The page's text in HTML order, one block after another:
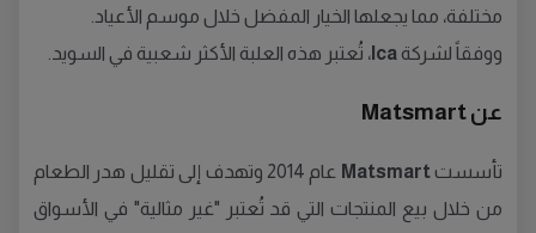
مختلفة، مما يجعلها الخيار المفضل خلال موسم الأعياد.
ووفقاً لشركة Ica ، تُعتبر هذه العلبة الأكثر شعبية في السويد.
عن Matsmart
تأسستMatsmart
عام 2014 وتهدف إلى تقليل هدر الطعام
من خلال بيع المنتجات التي قد تُعتبر "غير مثالية" في الأسواق